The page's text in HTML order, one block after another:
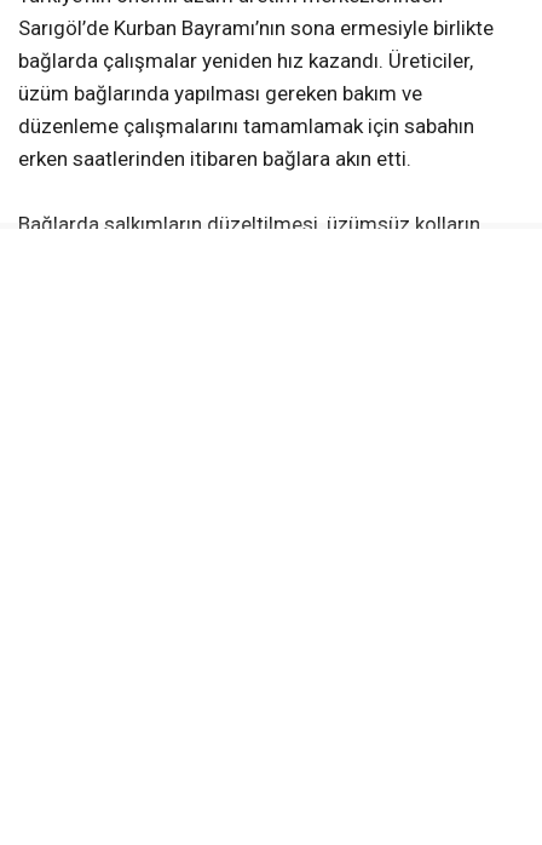
Sarıgöl’de Kurban Bayramı’nın sona ermesiyle birlikte
bağlarda çalışmalar yeniden hız kazandı. Üreticiler,
üzüm bağlarında yapılması gereken bakım ve
düzenleme çalışmalarını tamamlamak için sabahın
erken saatlerinden itibaren bağlara akın etti.
Bağlarda salkımların düzeltilmesi, üzümsüz kolların